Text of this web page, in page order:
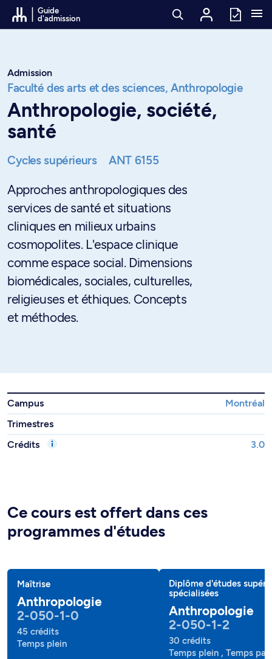
Passer au contenu
Guide
d'admission
Admission
Faculté des arts et des sciences, Anthropologie
Anthropologie, société,
santé
Cycles supérieurs ANT 6155
Approches anthropologiques des
services de santé et situations
cliniques en milieux urbains
cosmopolites. L'espace clinique
comme espace social. Dimensions
biomédicales, sociales, culturelles,
religieuses et éthiques. Concepts
et méthodes.
Campus
Montréal
Trimestres
Crédits
3.0
Ce cours est offert dans ces
programmes d'études
Maîtrise
Anthropologie
2-050-1-0
45 crédits
Temps plein
Diplôme d'études
spécialisées
Anthropologie
2-050-1-2
30 crédits
Temps plein , Temps